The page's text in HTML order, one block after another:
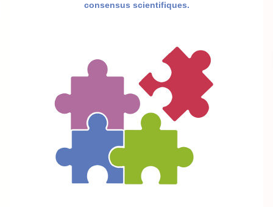
consensus scientifiques.